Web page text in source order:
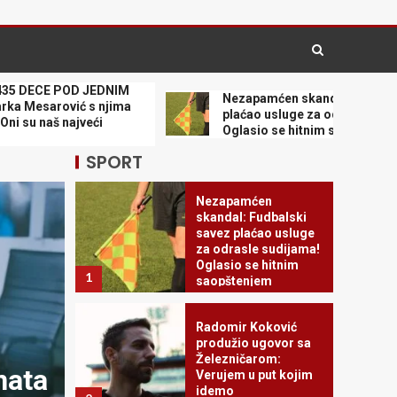
JEDNIM
s njima
najveći
Nezapamćen skandal: Fudbalski savez
plaćao usluge za odrasle sudijama!
Oglasio se hitnim saopštenjem
VESTI DANA
EKSPO OKUPIO 435
SPORT
da reaguje
5
PREMIJER LIGE!
Liverpul doveo dobro
poznato lice iz
1
Nezapamćen
skandal: Fudbalski
savez plaćao usluge
za odrasle sudijama!
Oglasio se hitnim
saopštenjem
Radomir Koković
produžio ugovor sa
Železničarom:
Verujem u put kojim
idemo